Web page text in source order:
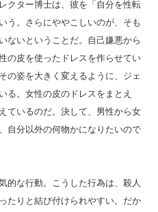
クター博士は、彼を「自分を性転
う。さらにややこしいのが、そも
ないということだ。自己嫌悪から
の皮を使ったドレスを作らせてい
の姿を大きく変えるように、ジェ
る。女性の皮のドレスをまとえ
ているのだ。決して、男性から女
自分以外の何物かになりたいので
的な行動。こうした行為は、殺人
たりと結び付けられやすい。だか